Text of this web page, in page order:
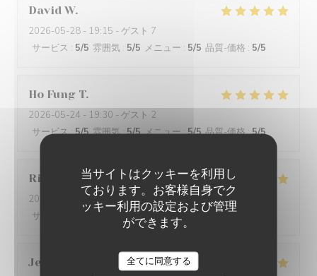
当サイトはクッキーを利用し
ております。お客様自身でク
ッキー利用の設定および管理
ができます。
全てに同意する
David W
2026-05-28 - 19:15 - ゲスト 7
サービス : 5/5 雰囲気 : 5/5 メニュー : 5/5 品質-価格 : 5/5
Ho Fung T
2026-05-24 - 19:30 - ゲスト 2
サービス:5/5 雰囲気:5/5 メニュー:5/5 品質-価格:5/5
Riccardo L
2026-05-25
- 21:45 - ゲスト 2
サービス
/5 雰囲気: 4/5 メニュー: 5/5 品質-価格
Jenny